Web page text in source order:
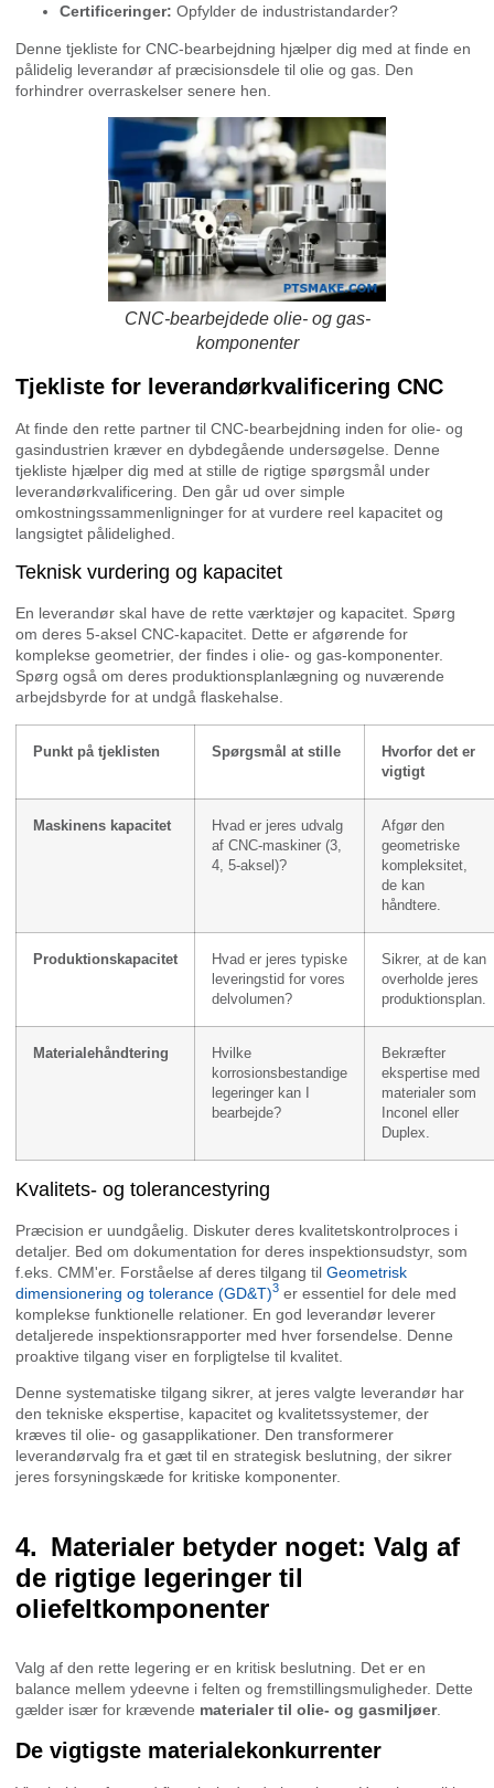
Certificeringer: Opfylder de industristandarder?
Denne tjekliste for CNC-bearbejdning hjælper dig med at finde en
pålidelig leverandør af præcisionsdele til olie og gas. Den
forhindrer overraskelser senere hen.
CNC-bearbejdede olie- og gas-
komponenter
Tjekliste for leverandørkvalificering CNC
At finde den rette partner til CNC-bearbejdning inden for olie- og
gasindustrien kræver en dybdegående undersøgelse. Denne
tjekliste hjælper dig med at stille de rigtige spørgsmål under
leverandørkvalificering. Den går ud over simple
omkostningssammenligninger for at vurdere reel kapacitet og
langsigtet pålidelighed.
Teknisk vurdering og kapacitet
En leverandør skal have de rette værktøjer og kapacitet. Spørg
om deres 5-aksel CNC-kapacitet. Dette er afgørende for
komplekse geometrier, der findes i olie- og gas-komponenter.
Spørg også om deres produktionsplanlægning og nuværende
arbejdsbyrde for at undgå flaskehalse.
Punkt på tjeklisten Spørgsmål at stille
Hvorfor det er
vigtigt
Maskinens kapacitet
Hvad er jeres udvalg
af CNC-maskiner (3,
4, 5-aksel)?
Afgør den
geometriske
kompleksitet,
de kan
håndtere.
Produktionskapacitet
Hvad er jeres typiske
leveringstid for vores
delvolumen?
Sikrer, at de kan
overholde jeres
produktionsplan.
Materialehåndtering
Hvilke
korrosionsbestandige
legeringer kan I
bearbejde?
Bekræfter
ekspertise med
materialer som
Inconel eller
Duplex.
Kvalitets- og tolerancestyring
Præcision er uundgåelig. Diskuter deres kvalitetskontrolproces i
detaljer. Bed om dokumentation for deres inspektionsudstyr, som
f.eks. CMM'er. Forståelse af deres tilgang til Geometrisk
dimensionering og tolerance (GD&T)3 er essentiel for dele med
komplekse funktionelle relationer. En god leverandør leverer
detaljerede inspektionsrapporter med hver forsendelse. Denne
proaktive tilgang viser en forpligtelse til kvalitet.
Denne systematiske tilgang sikrer, at jeres valgte leverandør har
den tekniske ekspertise, kapacitet og kvalitetssystemer, der
kræves til olie- og gasapplikationer. Den transformerer
leverandørvalg fra et gæt til en strategisk beslutning, der sikrer
jeres forsyningskæde for kritiske komponenter.
Materialer betyder noget: Valg af
de rigtige legeringer til
oliefeltkomponenter
Valg af den rette legering er en kritisk beslutning. Det er en
balance mellem ydeevne i felten og fremstillingsmuligheder. Dette
gælder især for krævende materialer til olie- og gasmiljøer.
De vigtigste materialekonkurrenter